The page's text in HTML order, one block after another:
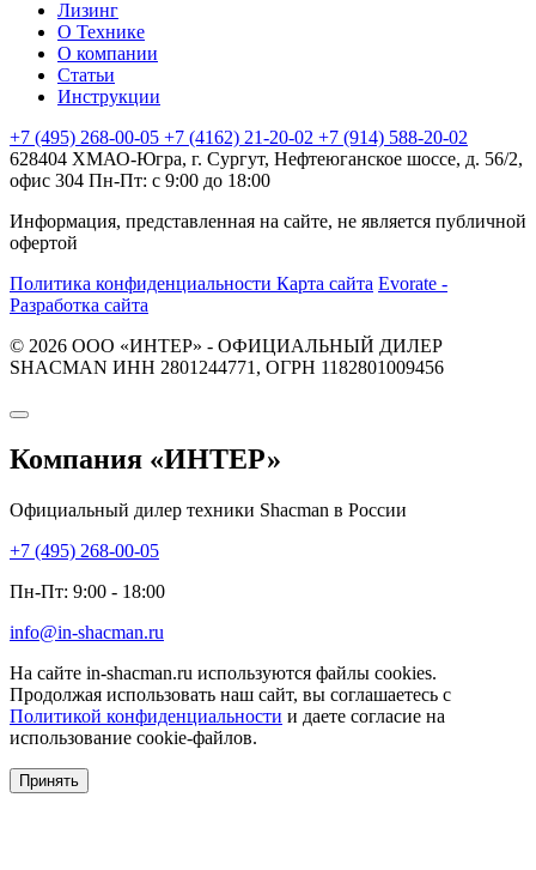
Лизинг
О Технике
О компании
Статьи
Инструкции
+7 (495) 268-00-05 +7 (4162) 21-20-02 +7 (914) 588-20-02
628404 ХМАО-Югра, г. Сургут, Нефтеюганское шоссе, д. 56/2,
офис 304 Пн-Пт: с 9:00 до 18:00
Информация, представленная на сайте, не является публичной
офертой
Политика конфиденциальности Карта сайта Evorate -
Разработка сайта
© 2026 ООО «ИНТЕР» - ОФИЦИАЛЬНЫЙ ДИЛЕР
SHACMAN ИНН 2801244771, ОГРН 1182801009456
Компания «ИНТЕР»
Официальный дилер техники Shacman в России
+7 (495) 268-00-05
Пн-Пт: 9:00 - 18:00
info@in-shacman.ru
На сайте in-shacman.ru используются файлы cookies.
Продолжая использовать наш сайт, вы соглашаетесь с
Политикой конфиденциальности и даете согласие на
использование cookie-файлов.
Принять